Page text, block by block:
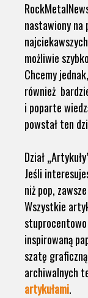
nastawiony na
możliwie
Chcemy
również
i poparte
powstał ten
Dział
Jeśli
niż pop,
Wszystkie
inspirowaną
szatę
archiwalnych
artykułami.